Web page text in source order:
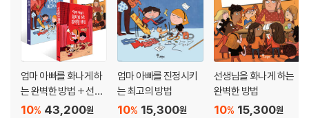
엄마 아빠를 화나게 하
는 완벽한 방법 + 선생
님을 화나게 하는 완벽
43,200원
10%
엄마 아빠를 진정시키
는 최고의 방법
15,300원
10%
선생님을 화나게 하는
완벽한 방법
15,300원
10%